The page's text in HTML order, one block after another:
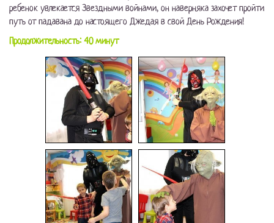
ребенок увлекается Звездными войнами, он наверняка захочет пройти
путь от падавана до настоящего Джедая в свой День Рождения!
Продолжительность: 40 минут